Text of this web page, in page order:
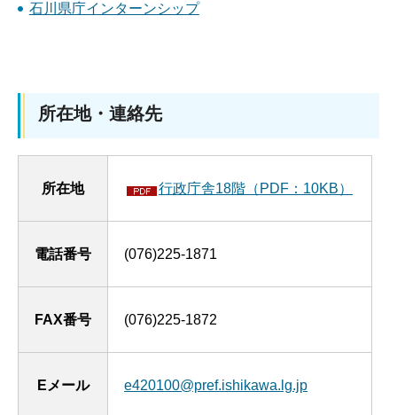
石川県庁インターンシップ
所在地・連絡先
所在地 行政庁舎18階（PDF：10KB）
電話番号 (076)225-1871
FAX番号 (076)225-1872
Eメール e420100@pref.ishikawa.lg.jp